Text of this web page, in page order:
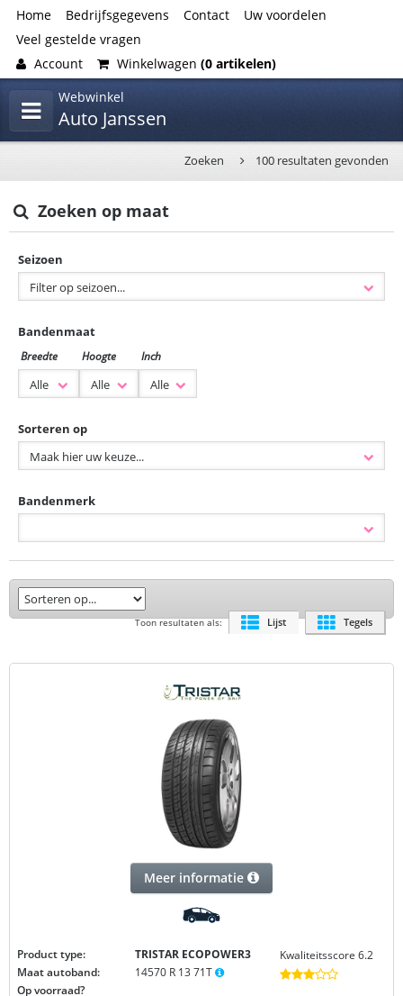
Home Bedrijfsgegevens Contact
Uw voordelen
Veel gestelde vragen
Account
Winkelwagen (0 artikelen)
Webwinkel
Auto Janssen
Zoeken 100 resultaten gevonden
Zoeken op maat
Seizoen
Bandenmaat
Breedte Hoogte Inch
Sorteren op
Bandenmerk
Toon resultaten als: Lijst Tegels
Meer informatie
Product type:
TRISTAR ECOPOWER3
Maat autoband:
14570 R 13 71T
Op voorraad?
Kwaliteitsscore 6.2